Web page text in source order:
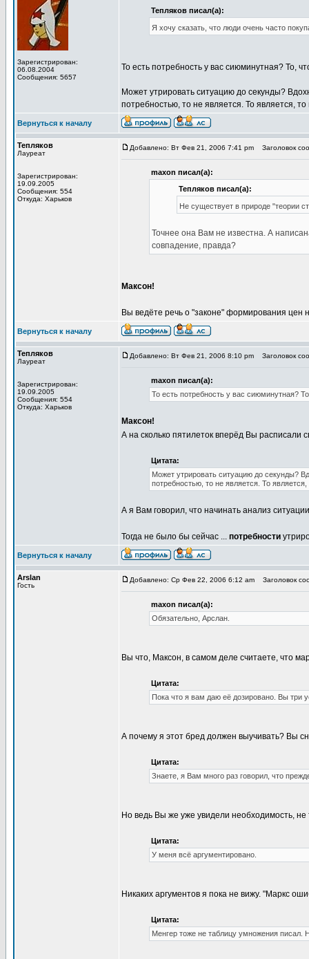
Зарегистрирован:
06.08.2004
Сообщения: 5657
Тепляков писал(а):
Я хочу сказать, что люди очень часто
То есть потребность у вас сиюминутная? То,
Может утрировать ситуацию до секунды?
потребностью, то не является. То является, то
Вернуться к началу
Тепляков
Лауреат
Зарегистрирован:
19.09.2005
Сообщения: 554
Откуда: Харьков
Добавлено: Вт Фев 21, 2006 7:41 pm Заголовок
maxon писал(а):
Тепляков писал(а):
Не существует в природе "теории
Точнее она Вам не известна. А
совпадение, правда?
Максон!
Вы ведёте речь о "законе" формирования цен
Вернуться к началу
Тепляков
Лауреат
Зарегистрирован:
19.09.2005
Сообщения: 554
Откуда: Харьков
Добавлено: Вт Фев 21, 2006 8:10 pm Заголовок
maxon писал(а):
То есть потребность у вас сиюминутная?
Максон!
А на сколько пятилеток вперёд Вы расписали
Цитата:
Может утрировать ситуацию до секунды?
потребностью, то не является. То
А я Вам говорил, что начинать анализ
Тогда не было бы сейчас ... потребности
Вернуться к началу
Arslan
Гость
Добавлено: Ср Фев 22, 2006 6:12 am Заголовок
maxon писал(а):
Обязательно, Арслан.
Вы что, Максон, в самом деле считаете, что
Цитата:
Пока что я вам даю её дозировано. Вы три
А почему я этот бред должен выучивать? Вы
Цитата:
Знаете, я Вам много раз говорил, что
Но ведь Вы же уже увидели необходимость, не
Цитата:
У меня всё аргументировано.
Никаких аргументов я пока не вижу. "Маркс
Цитата:
Менгер тоже не таблицу умножения писал.